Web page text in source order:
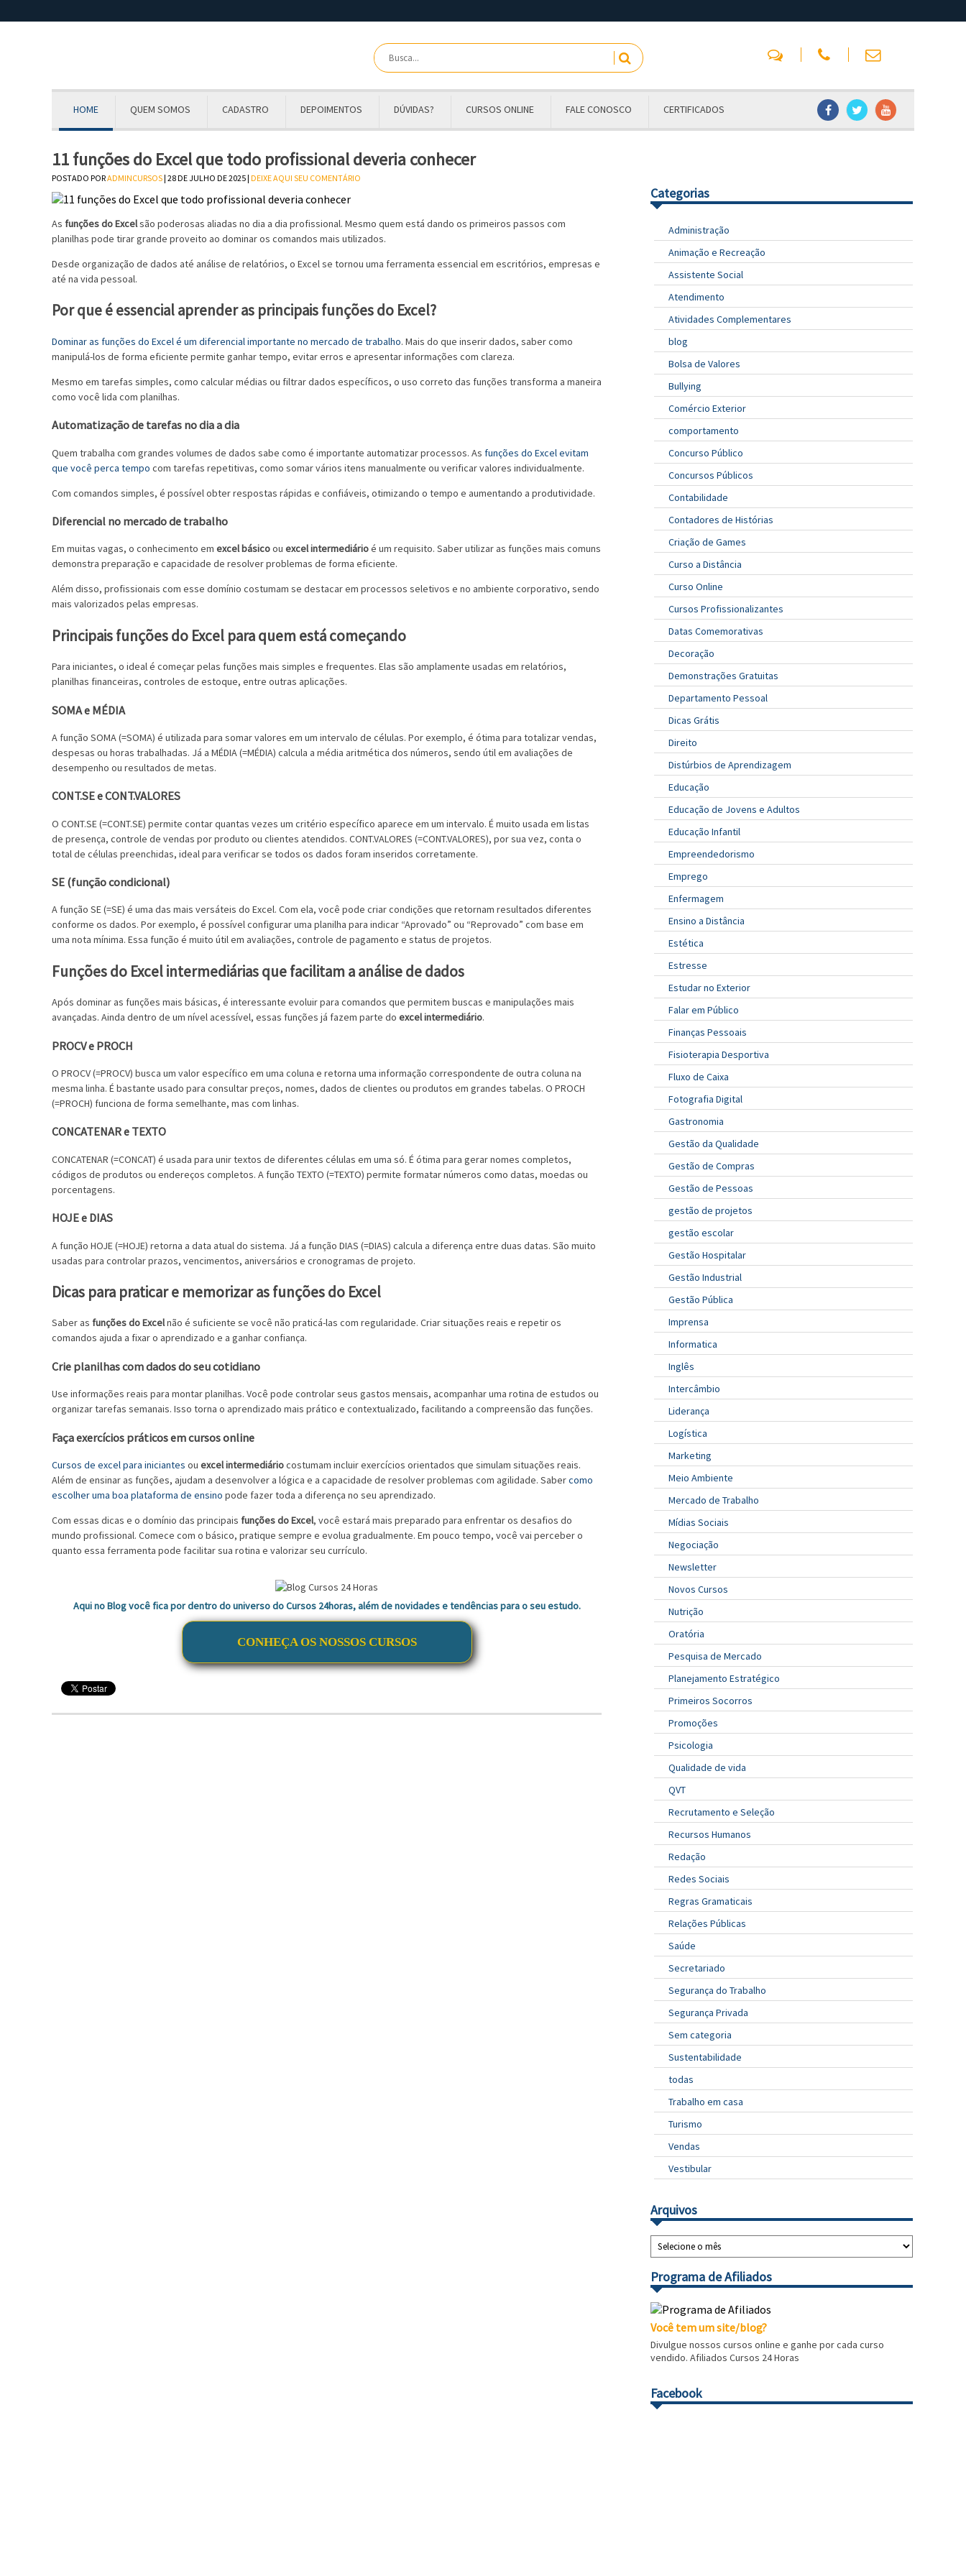
HOME QUEM SOMOS CADASTRO DEPOIMENTOS DÚVIDAS? CURSOS ONLINE FALE CONOSCO CERTIFICADOS
11 funções do Excel que todo profissional deveria conhecer
POSTADO PORADMINCURSOS| 28 DE JULHO DE 2025 | DEIXE AQUI SEU COMENTÁRIO
As funções do Excelsão poderosas aliadas no dia a dia profissional. Mesmo quem está dando os primeiros passos com
planilhas pode tirar grande proveito ao dominar os comandos mais utilizados.
Desde organização de dados até análise de relatórios, o Excel se tornou uma ferramenta essencial em escritórios, empresas e
até na vida pessoal.
Por que é essencial aprender as principais funções do Excel?
Dominar as funções do Excel é um diferencial importante no mercado de trabalho. Mais do que inserir dados, saber como
manipulá-los de forma eficiente permite ganhar tempo, evitar erros e apresentar informações com clareza.
Mesmo em tarefas simples, como calcular médias ou filtrar dados específicos, o uso correto das funções transforma a maneira
como você lida com planilhas.
Automatização de tarefas no dia a dia
Quem trabalha com grandes volumes de dados sabe como é importante automatizar processos. As funções do Excel evitam
que você perca tempo com tarefas repetitivas, como somar vários itens manualmente ou verificar valores individualmente.
Com comandos simples, é possível obter respostas rápidas e confiáveis, otimizando o tempo e aumentando a produtividade.
Diferencial no mercado de trabalho
Em muitas vagas, o conhecimento em excel básicoou excel intermediárioé um requisito. Saber utilizar as funções mais comuns
demonstra preparação e capacidade de resolver problemas de forma eficiente.
Além disso, profissionais com esse domínio costumam se destacar em processos seletivos e no ambiente corporativo, sendo
mais valorizados pelas empresas.
Principais funções do Excel para quem está começando
Para iniciantes, o ideal é começar pelas funções mais simples e frequentes. Elas são amplamente usadas em relatórios,
planilhas financeiras, controles de estoque, entre outras aplicações.
SOMA e MÉDIA
A função SOMA (=SOMA) é utilizada para somar valores em um intervalo de células. Por exemplo, é ótima para totalizar vendas,
despesas ou horas trabalhadas. Já a MÉDIA (=MÉDIA) calcula a média aritmética dos números, sendo útil em avaliações de
desempenho ou resultados de metas.
CONT.SE e CONT.VALORES
O CONT.SE (=CONT.SE) permite contar quantas vezes um critério específico aparece em um intervalo. É muito usada em listas
de presença, controle de vendas por produto ou clientes atendidos. CONT.VALORES (=CONT.VALORES), por sua vez, conta o
total de células preenchidas, ideal para verificar se todos os dados foram inseridos corretamente.
SE (função condicional)
A função SE (=SE) é uma das mais versáteis do Excel. Com ela, você pode criar condições que retornam resultados diferentes
conforme os dados. Por exemplo, é possível configurar uma planilha para indicar “Aprovado” ou “Reprovado” com base em
uma nota mínima. Essa função é muito útil em avaliações, controle de pagamento e status de projetos.
Funções do Excel intermediárias que facilitam a análise de dados
Após dominar as funções mais básicas, é interessante evoluir para comandos que permitem buscas e manipulações mais
avançadas. Ainda dentro de um nível acessível, essas funções já fazem parte do excel intermediário.
PROCV e PROCH
O PROCV (=PROCV) busca um valor específico em uma coluna e retorna uma informação correspondente de outra coluna na
mesma linha. É bastante usado para consultar preços, nomes, dados de clientes ou produtos em grandes tabelas. O PROCH
(=PROCH) funciona de forma semelhante, mas com linhas.
CONCATENAR e TEXTO
CONCATENAR (=CONCAT) é usada para unir textos de diferentes células em uma só. É ótima para gerar nomes completos,
códigos de produtos ou endereços completos. A função TEXTO (=TEXTO) permite formatar números como datas, moedas ou
porcentagens.
HOJE e DIAS
A função HOJE (=HOJE) retorna a data atual do sistema. Já a função DIAS (=DIAS) calcula a diferença entre duas datas. São muito
usadas para controlar prazos, vencimentos, aniversários e cronogramas de projeto.
Dicas para praticar e memorizar as funções do Excel
Saber as funções do Excelnão é suficiente se você não praticá-las com regularidade. Criar situações reais e repetir os
comandos ajuda a fixar o aprendizado e a ganhar confiança.
Crie planilhas com dados do seu cotidiano
Use informações reais para montar planilhas. Você pode controlar seus gastos mensais, acompanhar uma rotina de estudos ou
organizar tarefas semanais. Isso torna o aprendizado mais prático e contextualizado, facilitando a compreensão das funções.
Faça exercícios práticos em cursos online
Cursos de excel para iniciantes ou excel intermediáriocostumam incluir exercícios orientados que simulam situações reais.
Além de ensinar as funções, ajudam a desenvolver a lógica e a capacidade de resolver problemas com agilidade. Sabercomo
escolher uma boa plataforma de ensino pode fazer toda a diferença no seu aprendizado.
Com essas dicas e o domínio das principais funções do Excel, você estará mais preparado para enfrentar os desafios do
mundo profissional. Comece com o básico, pratique sempre e evolua gradualmente. Em pouco tempo, você vai perceber o
quanto essa ferramenta pode facilitar sua rotina e valorizar seu currículo.
Aqui no Blog você fica por dentro do universo do Cursos 24horas, além de novidades e tendências para o seu estudo.
CONHEÇA OS NOSSOS CURSOS
Categorias
Administração
Animação e Recreação
Assistente Social
Atendimento
Atividades Complementares
blog
Bolsa de Valores
Bullying
Comércio Exterior
comportamento
Concurso Público
Concursos Públicos
Contabilidade
Contadores de Histórias
Criação de Games
Curso a Distância
Curso Online
Cursos Profissionalizantes
Datas Comemorativas
Decoração
Demonstrações Gratuitas
Departamento Pessoal
Dicas Grátis
Direito
Distúrbios de Aprendizagem
Educação
Educação de Jovens e Adultos
Educação Infantil
Empreendedorismo
Emprego
Enfermagem
Ensino a Distância
Estética
Estresse
Estudar no Exterior
Falar em Público
Finanças Pessoais
Fisioterapia Desportiva
Fluxo de Caixa
Fotografia Digital
Gastronomia
Gestão da Qualidade
Gestão de Compras
Gestão de Pessoas
gestão de projetos
gestão escolar
Gestão Hospitalar
Gestão Industrial
Gestão Pública
Imprensa
Informatica
Inglês
Intercâmbio
Liderança
Logística
Marketing
Meio Ambiente
Mercado de Trabalho
Mídias Sociais
Negociação
Newsletter
Novos Cursos
Nutrição
Oratória
Pesquisa de Mercado
Planejamento Estratégico
Primeiros Socorros
Promoções
Psicologia
Qualidade de vida
QVT
Recrutamento e Seleção
Recursos Humanos
Redação
Redes Sociais
Regras Gramaticais
Relações Públicas
Saúde
Secretariado
Segurança do Trabalho
Segurança Privada
Sem categoria
Sustentabilidade
todas
Trabalho em casa
Turismo
Vendas
Vestibular
Arquivos
Programa de Afiliados
Você tem um site/blog?
Divulgue nossos cursos online e ganhe por cada curso
vendido. Afiliados Cursos 24 Horas
Facebook